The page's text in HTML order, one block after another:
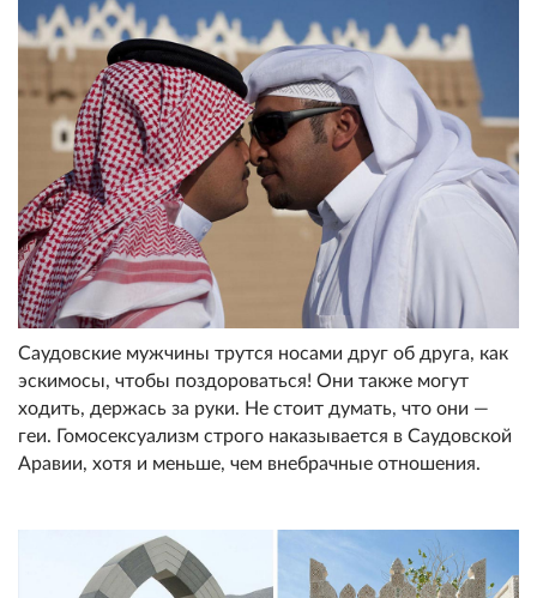
Саудовские мужчины трутся носами друг об друга, как
эскимосы, чтобы поздороваться! Они также могут
ходить, держась за руки. Не стоит думать, что они —
геи. Гомосексуализм строго наказывается в Саудовской
Аравии, хотя и меньше, чем внебрачные отношения.